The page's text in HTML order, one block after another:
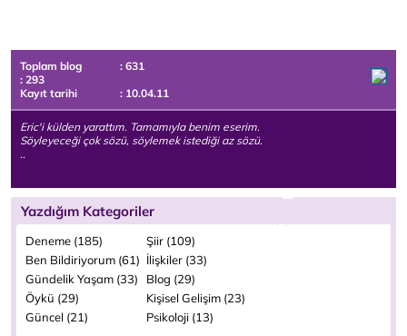
Toplam blog
: 631
: 293
Kayıt tarihi
: 10.04.11
Eric'i külden yarattım. Tamamıyla benim eserim.
Söyleyeceği çok sözü, söylemek istediği az sözü.
..
Yazdığım Kategoriler
Deneme (185)
Şiir (109)
Ben Bildiriyorum (61) İlişkiler (33)
Gündelik Yaşam (33)
Blog (29)
Öykü (29)
Kişisel Gelişim (23)
Güncel (21)
Psikoloji (13)